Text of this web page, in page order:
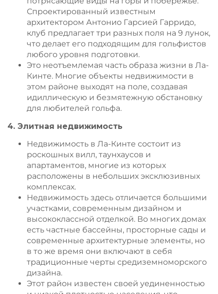
Спроектированный известным
архитектором Антонио Гарсией Гарридо,
клуб предлагает три разных поля на 9 лунок,
что делает его подходящим для гольфистов
любого уровня подготовки.
Это неотъемлемая часть образа жизни в Ла-
Кинте. Многие объекты недвижимости в
этом районе выходят на поле, создавая
идиллическую и безмятежную обстановку
для любителей гольфа.
4. Элитная недвижимость
Недвижимость в Ла-Кинте состоит из
роскошных вилл, таунхаусов и
апартаментов, многие из которых
расположены в небольших эксклюзивных
комплексах.
Недвижимость здесь отличается большими
участками, современным дизайном и
высококлассной отделкой. Во многих домах
есть частные бассейны, просторные сады и
современные архитектурные элементы, но
в то же время они включают в себя
традиционные черты средиземноморского
дизайна.
Этот район известен своей уединенностью